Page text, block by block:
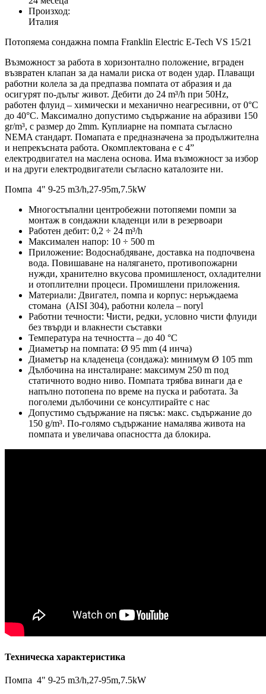
Произход:
Италия
Потопяема сондажна помпа Franklin Electric E-Tech VS 15/21
Възможност за работа в хоризонтално положение, вграден
възвратен клапан за да намали риска от воден удар. Плаващи
работни колела за да предпазва помпата от абразия и да
осигурят по-дълъг живот. Дебити до 24 m³/h при 50Hz,
работен флуид – химически и механично неагресивни, от 0°C
до 40°C. Максимално допустимо съдържание на абразиви 150
gr/m³, с размер до 2mm. Куплиарне на помпата съгласно
NEMA стандарт. Помапата е предназначена за продължителна
и непрекъсната работа. Окомплектована е с 4”
електродвигател на маслена основа. Има възможност за избор
и на други електродвигатели съгласно каталозите ни.
Помпа 4" 9-25 m3/h,27-95m,7.5kW
Многостъпални центробежни потопяеми помпи за
монтаж в сондажни кладенци или в резервоари
Работен дебит: 0,2 ÷ 24 m³/h
Максимален напор: 10 ÷ 500 m
Приложение: Водоснабдяване, доставка на подпочвена
вода. Повишаване на налягането, противопожарни
нужди, хранително вкусова промишленост, охладителни
и отоплителни процеси. Промишлени приложения.
Материали: Двигател, помпа и корпус: неръждаема
стомана (AISI 304), работни колела – noryl
Работни течности: Чисти, редки, условно чисти флуиди
без твърди и влакнести съставки
Температура на течността – до 40 °C
Диаметър на помпата: Ø 95 mm (4 инча)
Диаметър на кладенеца (сондажа): минимум Ø 105 mm
Дълбочина на инсталиране: максимум 250 m под
статичното водно ниво. Помпата трябва винаги да е
напълно потопена по време на пуска и работата. За
поголеми дълбочини се консултирайте с нас
Допустимо съдържание на пясък: макс. съдържание до
150 g/m³. По-голямо съдържание намалява живота на
помпата и увеличава опасността да блокира.
Техническа характеристика
Помпа 4" 9-25 m3/h,27-95m,7.5kW